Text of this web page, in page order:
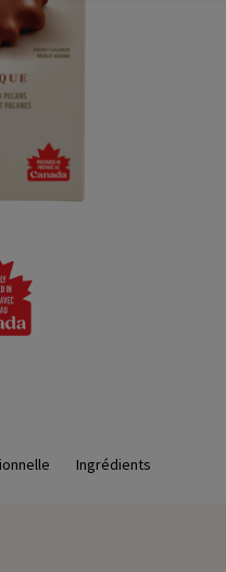
Ingrédients